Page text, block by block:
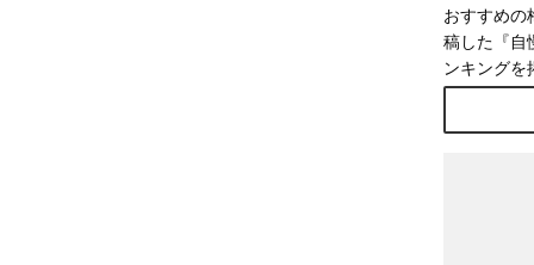
おすすめの
稿した『自
ンキングを